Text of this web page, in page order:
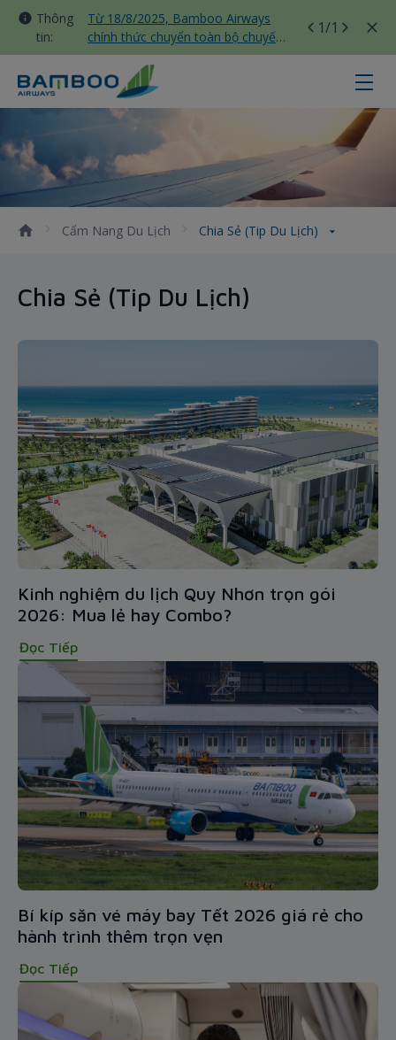
Thông
tin:
Từ 18/8/2025, Bamboo Airways
chính thức chuyển toàn bộ chuyến
bay nội địa sang nhà ga T3 Tân
Sơn Nhất
1/1
Chia Sẻ (Tip Du Lịch) - Bamboo
Cẩm Nang Du Lịch Chia Sẻ (Tip Du Lịch)
Chia Sẻ (Tip Du Lịch)
Kinh nghiệm du lịch Quy Nhơn trọn gói
2026: Mua lẻ hay Combo?
Đọc Tiếp
Bí kíp săn vé máy bay Tết 2026 giá rẻ cho
hành trình thêm trọn vẹn
Đọc Tiếp